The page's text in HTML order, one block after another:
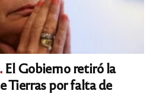
El Gobierno retiró la
Tierras por falta de